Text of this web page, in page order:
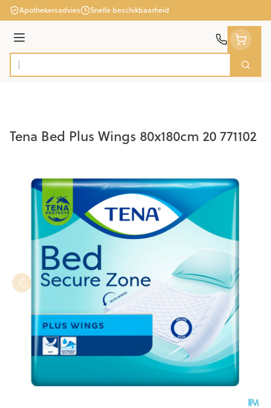
Ga naar de inhoud
Apothekersadvies Snelle beschikbaarheid
Menu
Product, merk, categorie... Zoek
Tena Bed Plus Wings 80x180cm 20 771102